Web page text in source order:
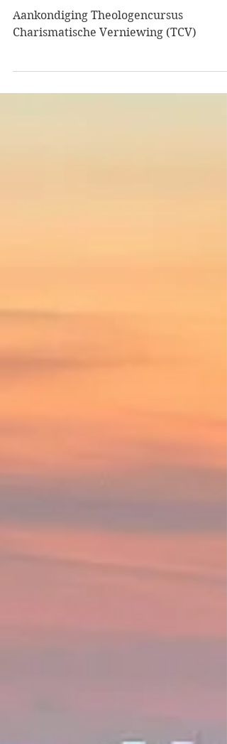
Charismatische
Vernieuwing
Aankondiging Theologencursus